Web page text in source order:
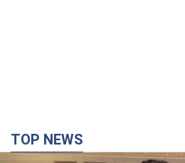
"Захист нашого життя":
антибалістику FREYJA,